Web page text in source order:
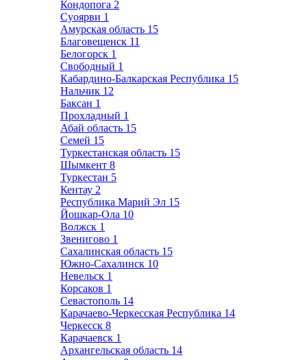
Кондопога 2
Суоярви 1
Амурская область 15
Благовещенск 11
Белогорск 1
Свободный 1
Кабардино-Балкарская Республика 15
Нальчик 12
Баксан 1
Прохладный 1
Абай область 15
Семей 15
Туркестанская область 15
Шымкент 8
Туркестан 5
Кентау 2
Республика Марий Эл 15
Йошкар-Ола 10
Волжск 1
Звенигово 1
Сахалинская область 15
Южно-Сахалинск 10
Невельск 1
Корсаков 1
Севастополь 14
Карачаево-Черкесская Республика 14
Черкесск 8
Карачаевск 1
Архангельская область 14